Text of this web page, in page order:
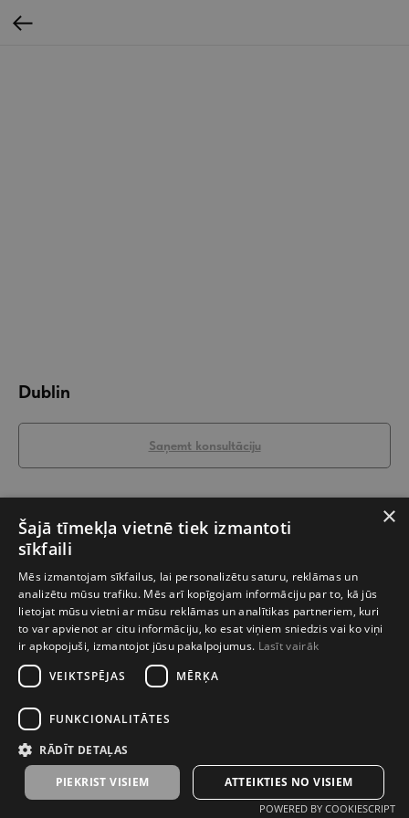
Dublin
Saņemt konsultāciju
un "noberztiem" stūriem. Papildiniet gaišu fasādi ar akcentu vai kombinējiet ar stiklu,
metālu un tumšu koku interjerā.
Daudzums iepakojumā: 0,52 m²
Iepakojuma svars: 18 kg
Izmēri: 500 x 83 x 10-25 mm
Materiāls: Betons
Piemērots izmantošanai telpās: Jā
Piemērots āra apstākļiem: Jā
Pieejami ārējie stūri: Jā
×
Šajā tīmekļa vietnē tiek izmantoti
sīkfaili
Mēs izmantojam sīkfailus, lai personalizētu saturu, reklāmas un
analizētu mūsu trafiku. Mēs arī kopīgojam informāciju par to, kā jūs
lietojat mūsu vietni ar mūsu reklāmas un analītikas partneriem, kuri
to var apvienot ar citu informāciju, ko esat viņiem sniedzis vai ko viņi
ir apkopojuši, izmantojot jūsu pakalpojumus. Lasīt vairāk
VEIKTSPĒJAS
MĒRĶA
FUNKCIONALITĀTES
RĀDĪT DETAĻAS
PIEKRIST VISIEM ATTEIKTIES NO VISIEM
POWERED BY COOKIESCRIPT